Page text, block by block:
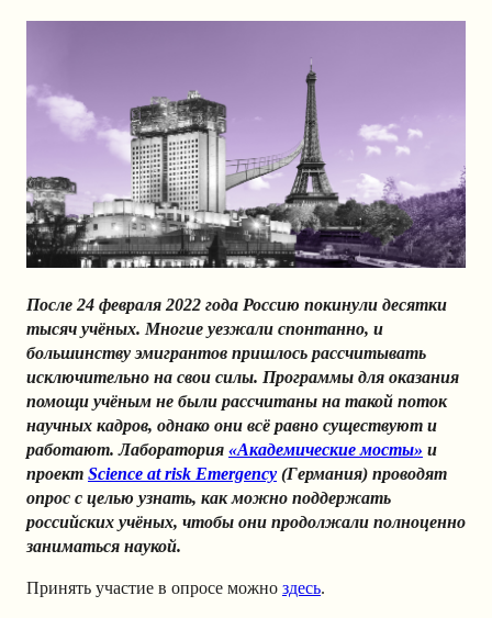
После 24 февраля 2022 года Россию покинули десятки
тысяч учёных. Многие уезжали спонтанно, и
большинству эмигрантов пришлось рассчитывать
исключительно на свои силы. Программы для оказания
помощи учёным не были рассчитаны на такой поток
научных кадров, однако они всё равно существуют и
работают. Лаборатория «Академические мосты» и
проект Science at risk Emergency (Германия) проводят
опрос с целью узнать, как можно поддержать
российских учёных, чтобы они продолжали полноценно
заниматься наукой.
Принять участие в опросе можно здесь.